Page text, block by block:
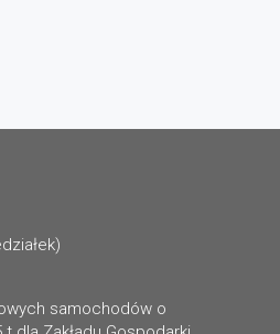
samochodów o